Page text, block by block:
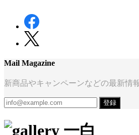
Mail Magazine
新商品やキャンペーンなどの最新情
登録